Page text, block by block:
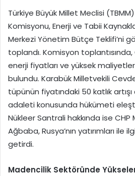
Türkiye Büyük Millet Meclisi
Komisyonu, Enerji ve Tabii Kaynaklar
Merkezi Yönetim Bütçe Teklifi’ni
toplandı. Komisyon toplantısında,
enerji fiyatları ve yüksek
bulundu. Karabük Milletvekili
tüpünün fiyatındaki 50 katlık
adaleti konusunda hükümeti
Nükleer Santrali hakkında ise
Ağbaba, Rusya’nın yatırımları ile
getirdi.
Madencilik Sektöründe